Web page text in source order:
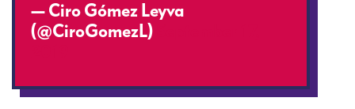
— Ciro Gómez Leyva
(@CiroGomezL)